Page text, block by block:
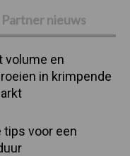
Partner nieuws
volume en
in krimpende
tips voor een